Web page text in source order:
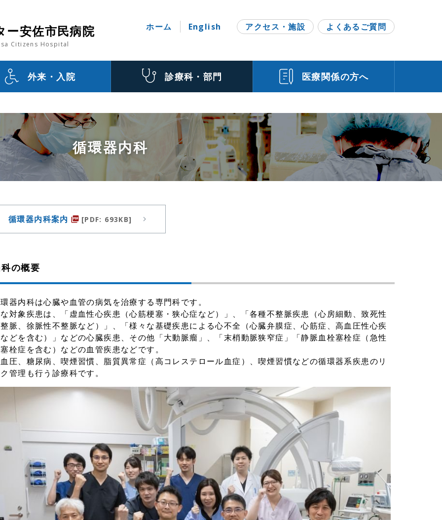
ー安佐市民病院
Citizens Hospital
ホーム English アクセス・施設 よくあるご質問
外来・入院 診療科・部門 医療関係の方へ
循環器内科
循環器内科案内 picture_as_pdf [PDF: 693KB]
の概要
器内科は心臓や血管の病気を治療する専門科です。
対象疾患は、「虚血性心疾患（心筋梗塞・狭心症など）」、「各種不整脈疾患（心房細動、致死性
脈、徐脈性不整脈など）」、「様々な基礎疾患による心不全（心臓弁膜症、心筋症、高血圧性心疾
どを含む）」などの心臓疾患、その他「大動脈瘤」、「末梢動脈狭窄症」「静脈血栓塞栓症（急性
栓症を含む）などの血管疾患などです。
圧、糖尿病、喫煙習慣、脂質異常症（高コレステロール血症）、喫煙習慣などの循環器系疾患のリ
管理も行う診療科です。